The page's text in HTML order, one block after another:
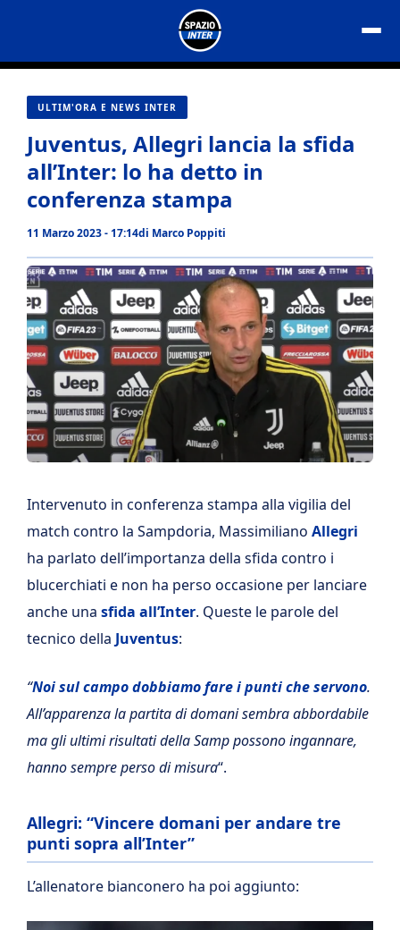
contenuto
ULTIM'ORA E NEWS INTER
Juventus, Allegri lancia la sfida
all’Inter: lo ha detto in
conferenza stampa
11 Marzo 2023 - 17:14di Marco Poppiti
Intervenuto in conferenza stampa alla vigilia del
match contro la Sampdoria, Massimiliano Allegri
ha parlato dell’importanza della sfida contro i
blucerchiati e non ha perso occasione per lanciare
anche una sfida all’Inter. Queste le parole del
tecnico della Juventus:
“Noi sul campo dobbiamo fare i punti che servono.
All’apparenza la partita di domani sembra abbordabile
ma gli ultimi risultati della Samp possono ingannare,
hanno sempre perso di misura“.
Allegri: “Vincere domani per andare tre
punti sopra all’Inter”
L’allenatore bianconero ha poi aggiunto: